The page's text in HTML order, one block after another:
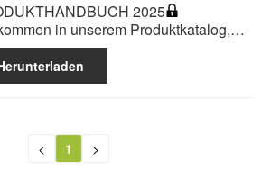
2025
in unserem Produktkatalog,
überwiegende Mehrheit der von uns
Produkte sowie eine Auswahl
Hüllen enthält.
< 1 >